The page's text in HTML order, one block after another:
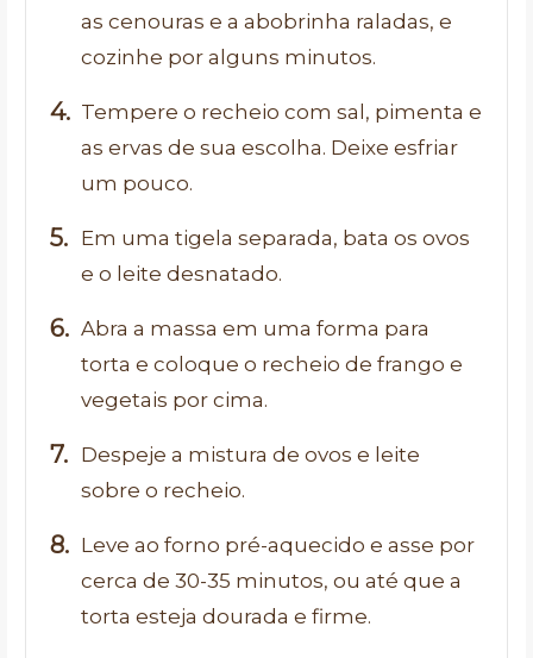
as cenouras e a abobrinha raladas, e
cozinhe por alguns minutos.
Tempere o recheio com sal, pimenta e
as ervas de sua escolha. Deixe esfriar
um pouco.
Em uma tigela separada, bata os ovos
e o leite desnatado.
Abra a massa em uma forma para
torta e coloque o recheio de frango e
vegetais por cima.
Despeje a mistura de ovos e leite
sobre o recheio.
Leve ao forno pré-aquecido e asse por
cerca de 30-35 minutos, ou até que a
torta esteja dourada e firme.